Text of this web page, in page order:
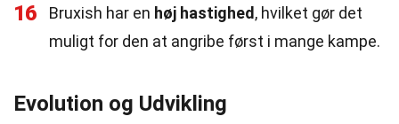
16 Bruxish har en høj hastighed , hvilket gør det
muligt for den at angribe først i mange kampe.
Evolution og Udvikling